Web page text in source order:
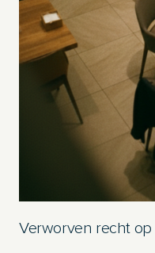
Verworven recht op